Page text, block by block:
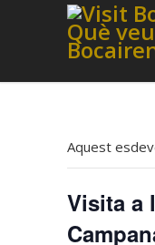
Aquest
Visita a